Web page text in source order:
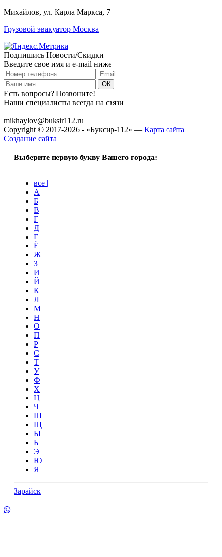
Михайлов, ул. Карла Маркса, 7
Грузовой эвакуатор Москва
Подпишись Новости/Скидки
Введите свое имя и e-mail ниже
Есть вопросы? Позвоните!
Наши специалисты всегда на связи
mikhaylov@buksir112.ru
Copyright © 2017-2026 - «Буксир-112» — Карта сайта
Создание сайта
Выберите первую букву Вашего города:
все |
А
Б
В
Г
Д
Е
Ё
Ж
З
И
Й
К
Л
М
Н
О
П
Р
С
Т
У
Ф
Х
Ц
Ч
Ш
Щ
Ы
Ь
Э
Ю
Я
Зарайск